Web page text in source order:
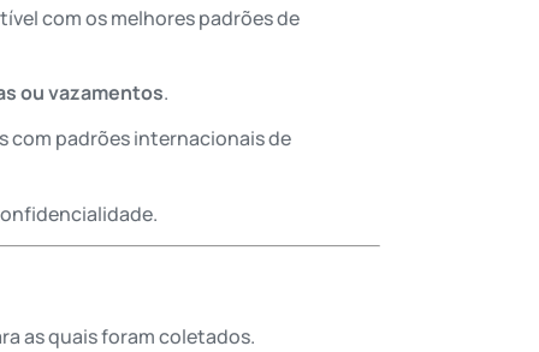
com os melhores padrões de
ou vazamentos.
com padrões internacionais de
as quais foram coletados.